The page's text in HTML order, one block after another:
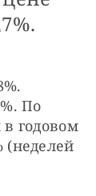
По
годовом
(неделей